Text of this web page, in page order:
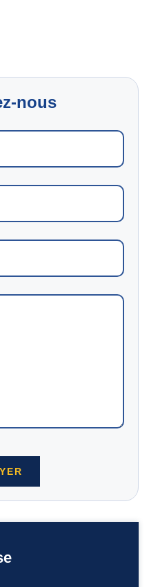
nous